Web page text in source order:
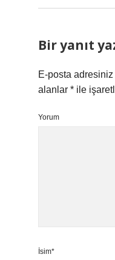
Bir yanıt
E-posta
alanlar * ile
Yorum
İsim*